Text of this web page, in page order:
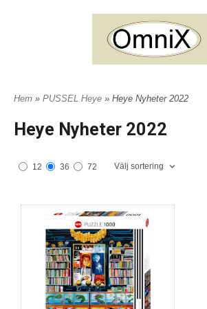
Hem » PUSSEL Heye » Heye Nyheter 2022
Heye Nyheter 2022
12 36 72 Välj sortering